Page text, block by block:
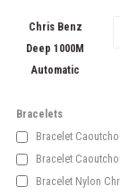
Chris Benz
Deep 1000M
Automatic
Bracelets
Bracelet
Bracelet
Bracelet Nylon